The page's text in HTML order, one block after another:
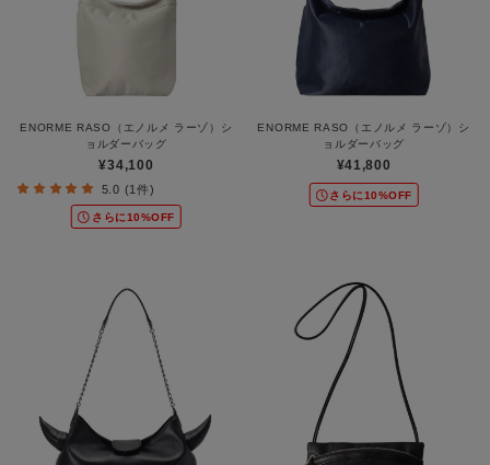
ENORME RASO（エノルメ ラーゾ）シ
ョルダーバッグ
¥34,100
5.0 (1件)
さらに10%OFF
ENORME RASO（エノルメ ラーゾ）シ
ョルダーバッグ
¥41,800
さらに10%OFF